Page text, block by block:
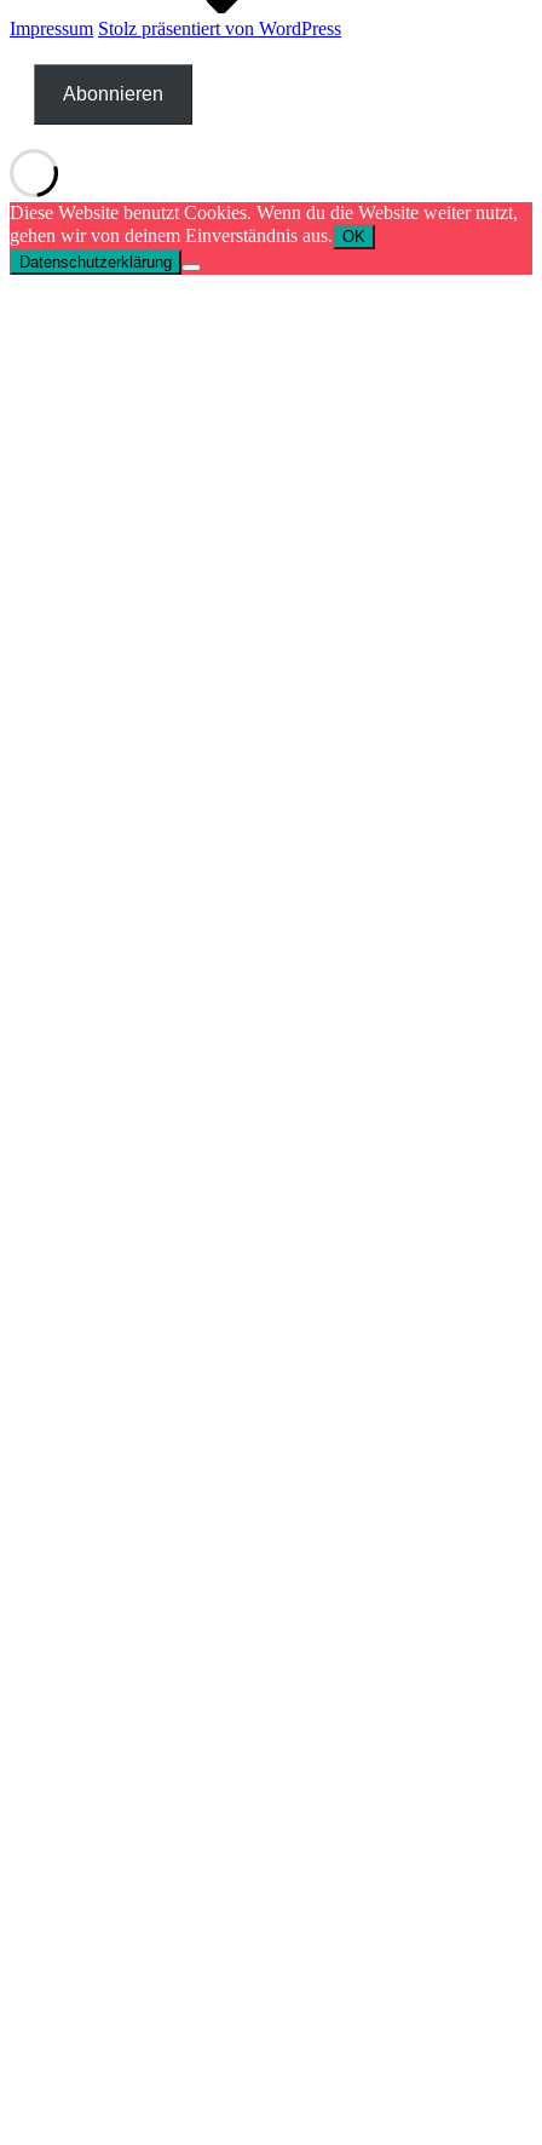
Impressum Stolz präsentiert von WordPress
Abonnieren
Diese Website benutzt Cookies. Wenn du die Website weiter nutzt,
gehen wir von deinem Einverständnis aus. OK
Datenschutzerklärung